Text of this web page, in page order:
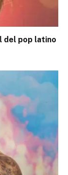
del pop latino